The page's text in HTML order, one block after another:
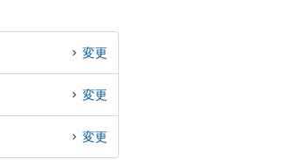
変更
変更
変更